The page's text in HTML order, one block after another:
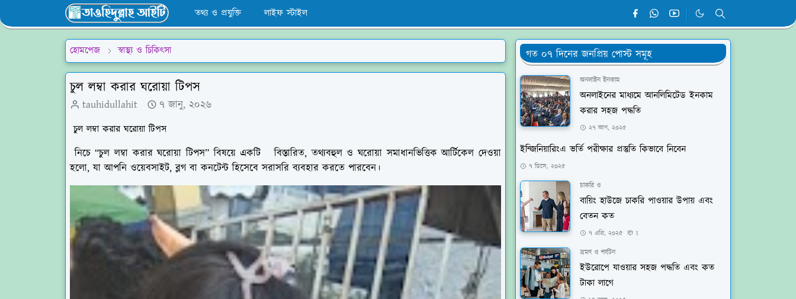
তথ্য ও প্রযুক্তি লাইফ স্টাইল
হোমপেজ স্বাস্থ্য ও চিকিৎসা
চুল লম্বা করার ঘরোয়া টিপস
tauhidullahit ৭ জানু, ২০২৬
চুল লম্বা করার ঘরোয়া টিপস
নিচে “চুল লম্বা করার ঘরোয়া টিপস” বিষয়ে একটি বিস্তারিত, তথ্যবহুল ও ঘরোয়া সমাধানভিত্তিক আর্টিকেল দেওয়া
হলো, যা আপনি ওয়েবসাইট, ব্লগ বা কনটেন্ট হিসেবে সরাসরি ব্যবহার করতে পারবেন।
গত ০৭ দিনের জনপ্রিয় পোস্ট সমূহ
অনলাইন ইনকাম
অনলাইনের মাধ্যমে আনলিমিটেড ইনকাম
করার সহজ পদ্ধতি
২৭ আগ, ২০২৫
ইন্জিনিয়ারিংএ ভর্তি পরীক্ষার প্রস্তুতি কিভাবে নিবেন
৭ ডিসে, ২০২৫
চাকরি ও
বায়িং হাউজে চাকরি পাওয়ার উপায় এবং
বেতন কত
৭ এপ্রি, ২০২৫ 1
ভ্রমণ ও পর্যটন
ইউরোপে যাওয়ার সহজ পদ্ধতি এবং কত
টাকা লাগে